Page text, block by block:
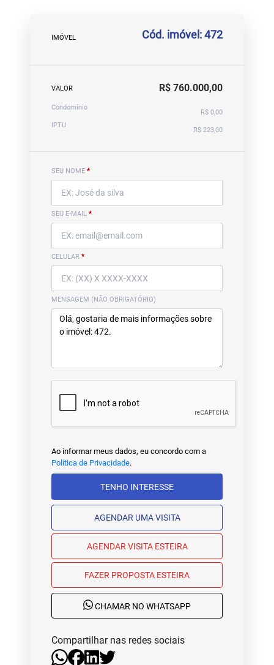
IMÓVEL Cód. imóvel: 472
VALOR R$ 760.000,00
Condomínio
R$ 0,00
IPTU
R$ 223,00
SEU NOME *
SEU E-MAIL *
CELULAR *
MENSAGEM (NÃO OBRIGATÓRIO)
Ao informar meus dados, eu concordo com a
Política de Privacidade.
TENHO INTERESSE
AGENDAR UMA VISITA
AGENDAR VISITA ESTEIRA
FAZER PROPOSTA ESTEIRA
CHAMAR NO WHATSAPP
Compartilhar nas redes sociais